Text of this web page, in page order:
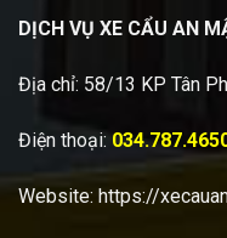
DỊCH VỤ XE CẨU AN
Địa chỉ: 58/13 KP Tân
Điện thoại:
Website: https://